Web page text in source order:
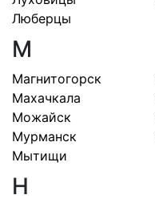
Люберцы
М
Магнитогорск
Махачкала
Можайск
Мурманск
Мытищи
Н